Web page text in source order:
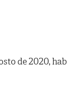
de 2020,